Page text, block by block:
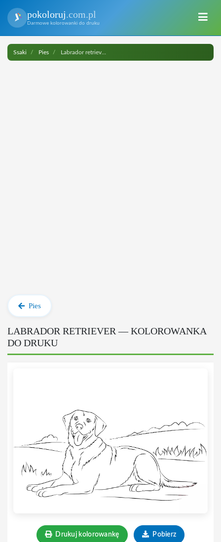
pokoloruj.com.pl
Darmowe kolorowanki do druku
Ssaki Pies Labrador retriever do druku
Pies
LABRADOR RETRIEVER — KOLOROWANKA
DO DRUKU
Drukuj kolorowankę Pobierz